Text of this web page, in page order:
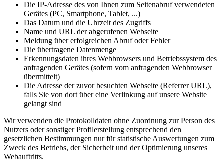
Die IP-Adresse des von Ihnen zum Seitenabruf verwendeten
Gerätes (PC, Smartphone, Tablet, ...)
Das Datum und die Uhrzeit des Zugriffs
Name und URL der abgerufenen Webseite
Meldung über erfolgreichen Abruf oder Fehler
Die übertragene Datenmenge
Erkennungsdaten ihres Webbrowsers und Betriebssystem des
anfragenden Gerätes (sofern vom anfragenden Webbrowser
übermittelt)
Die Adresse der zuvor besuchten Webseite (Referrer URL),
falls Sie von dort über eine Verlinkung auf unsere Website
gelangt sind
Wir verwenden die Protokolldaten ohne Zuordnung zur Person des
Nutzers oder sonstiger Profilerstellung entsprechend den
gesetzlichen Bestimmungen nur für statistische Auswertungen zum
Zweck des Betriebs, der Sicherheit und der Optimierung unseres
Webauftritts.